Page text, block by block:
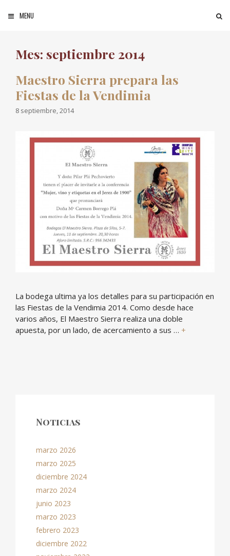
BUSCAR
MENU
Mes: septiembre 2014
Maestro Sierra prepara las
Fiestas de la Vendimia
8 septiembre, 2014
La bodega ultima ya los detalles para su participación en
las Fiestas de la Vendimia 2014. Como desde hace
varios años, El Maestro Sierra realiza una doble
apuesta, por un lado, de acercamiento a sus … +
Noticias
marzo 2026
marzo 2025
diciembre 2024
marzo 2024
junio 2023
marzo 2023
febrero 2023
diciembre 2022